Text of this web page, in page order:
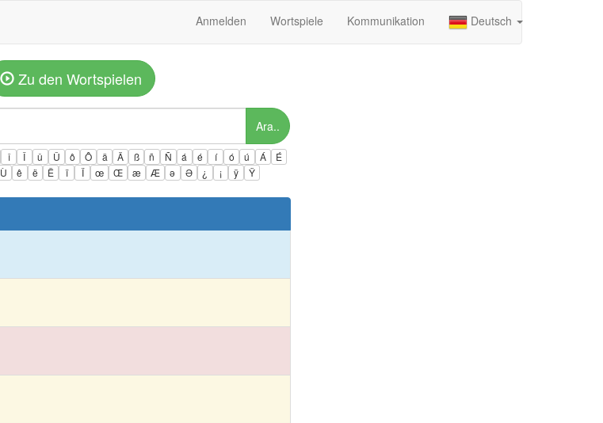
Anmelden Wortspiele Kommunikation Deutsch
Zu den Wortspielen
Ara..
î Î û Û ô Ô ä Ä ß ñ Ñ á é í ó ú Á
É
Ù ê ë Ë ï Ï œ Œ æ Æ ə Ə ¿ ¡ ÿ Ÿ